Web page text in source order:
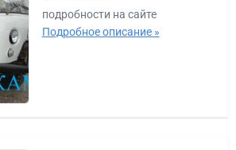
подробности на сайте
Подробное описание »